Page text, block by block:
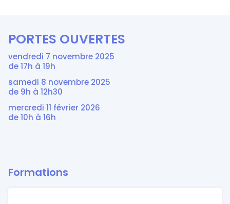
PORTES OUVERTES
vendredi 7 novembre 2025
de 17h à 19h
samedi 8 novembre 2025
de 9h à 12h30
mercredi 11 février 2026
de 10h à 16h
Formations